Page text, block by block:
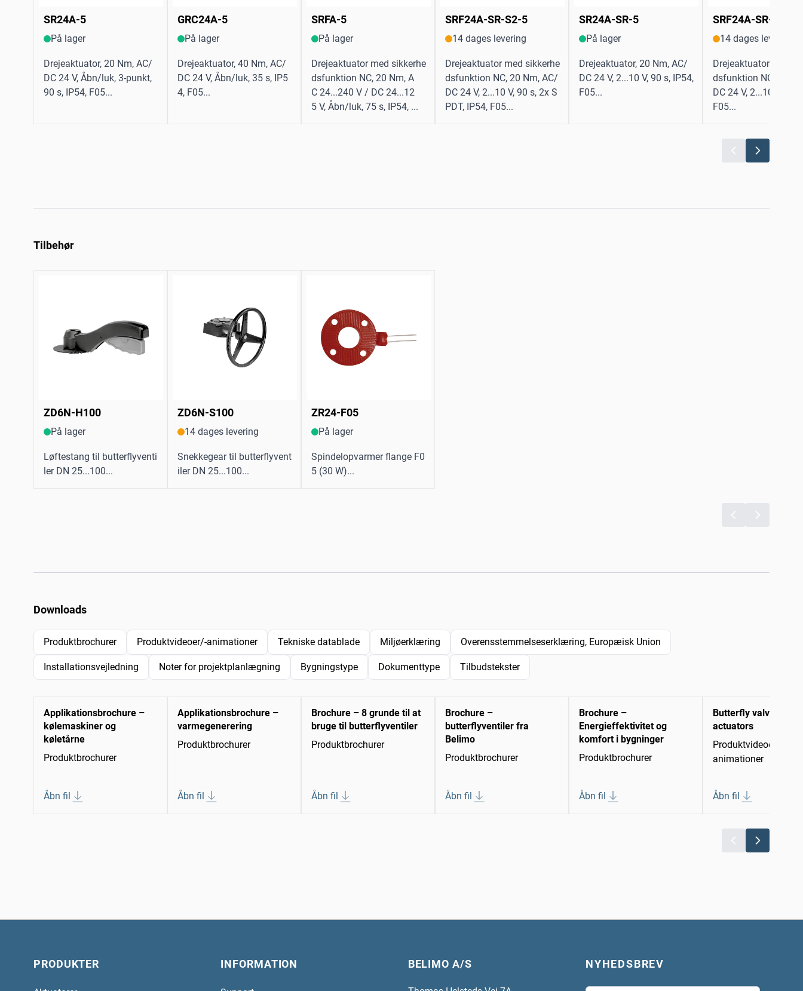
SR24A-5
På lager
Drejeaktuator, 20 Nm, AC/
DC 24 V, Åbn/luk, 3-punkt,
90 s, IP54, F05...
GRC24A-5
På lager
Drejeaktuator, 40 Nm, AC/
DC 24 V, Åbn/luk, 35 s, IP5
4, F05...
SRFA-5
På lager
Drejeaktuator med sikkerhe
dsfunktion NC, 20 Nm, A
C 24...240 V / DC 24...12
5 V, Åbn/luk, 75 s, IP54, ...
SRF24A-SR-S2-5
14 dages levering
Drejeaktuator med sikkerhe
dsfunktion NC, 20 Nm, AC/
DC 24 V, 2...10 V, 90 s, 2x S
PDT, IP54, F05...
SR24A-SR-5
På lager
Drejeaktuator, 20 Nm, AC/
DC 24 V, 2...10 V, 90 s, IP54,
F05...
SRF24A-SR-5
14 dages levering
Drejeaktuator med
dsfunktion NC, 20
DC 24 V, 2...10 V, 90
F05...
Tilbehør
ZD6N-H100
På lager
Løftestang til butterflyventi
ler DN 25...100...
ZD6N-S100
14 dages levering
Snekkegear til butterflyvent
iler DN 25...100...
ZR24-F05
På lager
Spindelopvarmer flange F0
5 (30 W)...
Downloads
Produktbrochurer Produktvideoer/-animationer Tekniske datablade Miljøerklæring Overensstemmelseserklæring, Europæisk Union
Installationsvejledning Noter for projektplanlægning Bygningstype Dokumenttype Tilbudstekster
Applikationsbrochure –
kølemaskiner og
køletårne
Produktbrochurer
Åbn fil
Applikationsbrochure –
varmegenerering
Produktbrochurer
Åbn fil
Brochure – 8 grunde til at
bruge til butterflyventiler
Produktbrochurer
Åbn fil
Brochure –
butterflyventiler fra
Belimo
Produktbrochurer
Åbn fil
Brochure –
Energieffektivitet og
komfort i bygninger
Produktbrochurer
Åbn fil
Butterfly valves and
actuators
Produktvideoer/-
animationer
Åbn fil
PRODUKTER INFORMATION BELIMO A/S NYHEDSBREV